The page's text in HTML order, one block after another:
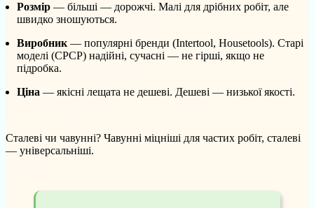
Розмір — більші — дорожчі. Малі для дрібних робіт, але
швидко зношуються.
Виробник — популярні бренди (Intertool, Housetools). Старі
моделі (СРСР) надійні, сучасні — не гірші, якщо не
підробка.
Ціна — якісні лещата не дешеві. Дешеві — низької якості.
Сталеві чи чавунні? Чавунні міцніші для частих робіт, сталеві
— універсальніші.